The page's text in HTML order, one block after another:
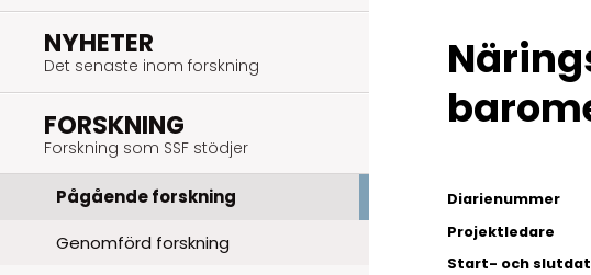
NYHETER
Det senaste inom forskning
FORSKNING
Forskning som SSF stödjer
Pågående forskning
Genomförd forskning
Diarienummer
Projektledare
Start- och